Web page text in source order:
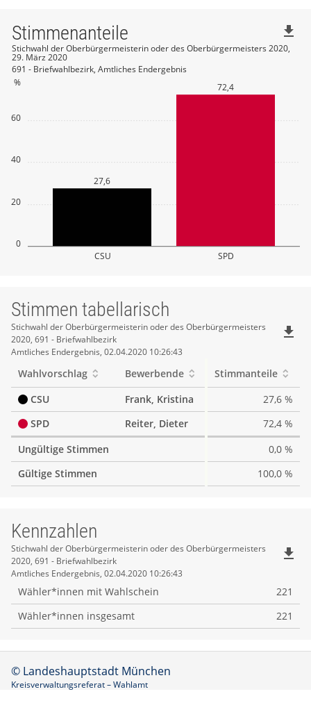
0
20
40
60
%
CSU SPD
27,6
72,4
Stimmenanteile
Stichwahl der Oberbürgermeisterin oder des Oberbürgermeisters 2020,
29. März 2020
691 - Briefwahlbezirk, Amtliches Endergebnis
file_download
Stimmen tabellarisch
Stimmen
tabellarisch
Stichwahl der Oberbürgermeisterin oder des Oberbürgermeisters
2020, 691 - Briefwahlbezirk
Amtliches Endergebnis, 02.04.2020 10:26:43
file_download
Wahlvorschlag Bewerbende
Stimmanteile
CSU
Frank, Kristina
27,6 %
SPD
Reiter, Dieter
72,4 %
Ungültige Stimmen
0,0 %
Gültige Stimmen
100,0 %
Kennzahlen
Kennzahlen
Stichwahl der Oberbürgermeisterin oder des Oberbürgermeisters
2020, 691 - Briefwahlbezirk
Amtliches Endergebnis, 02.04.2020 10:26:43
file_download
Wähler*innen mit Wahlschein
221
Wähler*innen insgesamt
221
© Landeshauptstadt München
Kreisverwaltungsreferat – Wahlamt